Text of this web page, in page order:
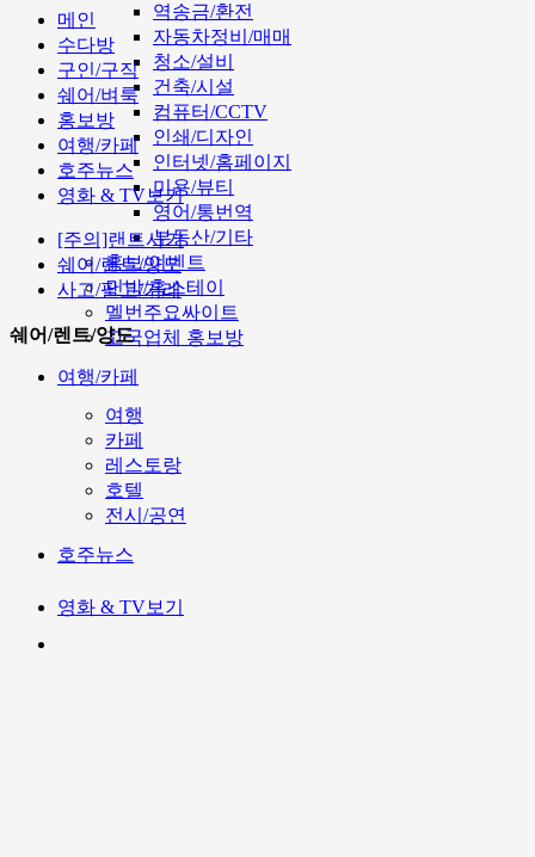
역송금/환전
자동차정비/매매
청소/설비
건축/시설
컴퓨터/CCTV
인쇄/디자인
인터넷/홈페이지
미용/뷰티
영어/통번역
부동산/기타
홍보/이벤트
민박/홈스테이
멜번주요싸이트
고국업체 홍보방
여행/카페
여행
카페
레스토랑
호텔
전시/공연
호주뉴스
영화 & TV보기
메인
수다방
구인/구직
쉐어/벼룩
홍보방
여행/카페
호주뉴스
영화 & TV보기
[주의]랜트사기
쉐어/렌트/양도
사고/팔고/거래
쉐어/렌트/양도